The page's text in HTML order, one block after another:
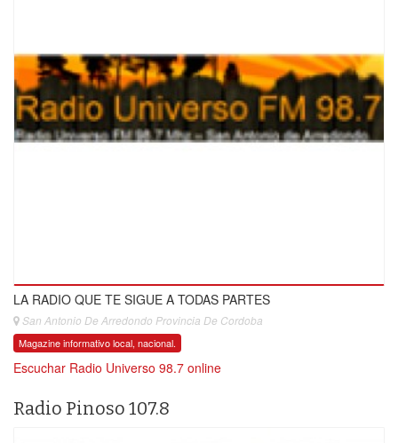
LA RADIO QUE TE SIGUE A TODAS PARTES
San Antonio De Arredondo Provincia De Cordoba
Magazine informativo local, nacional.
Escuchar Radio Universo 98.7 online
Radio Pinoso 107.8